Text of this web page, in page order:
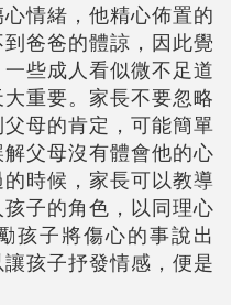
情緒，他精心佈置的
爸爸的體諒，因此覺
些成人看似微不足道
重要。家長不要忽略
母的肯定，可能簡單
父母沒有體會他的心
時候，家長可以教導
子的角色，以同理心
孩子將傷心的事說出
孩子抒發情感，便是